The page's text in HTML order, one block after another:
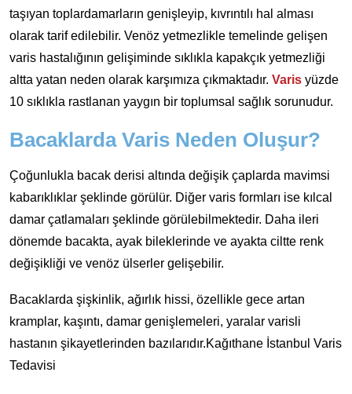
taşıyan toplardamarların genişleyip, kıvrıntılı hal alması
olarak tarif edilebilir. Venöz yetmezlikle temelinde gelişen
varis hastalığının gelişiminde sıklıkla kapakçık yetmezliği
altta yatan neden olarak karşımıza çıkmaktadır. Varis yüzde
10 sıklıkla rastlanan yaygın bir toplumsal sağlık sorunudur.
Bacaklarda Varis Neden Oluşur?
Çoğunlukla bacak derisi altında değişik çaplarda mavimsi
kabarıklıklar şeklinde görülür. Diğer varis formları ise kılcal
damar çatlamaları şeklinde görülebilmektedir. Daha ileri
dönemde bacakta, ayak bileklerinde ve ayakta ciltte renk
değişikliği ve venöz ülserler gelişebilir.
Bacaklarda şişkinlik, ağırlık hissi, özellikle gece artan
kramplar, kaşıntı, damar genişlemeleri, yaralar varisli
hastanın şikayetlerinden bazılarıdır.Kağıthane İstanbul Varis
Tedavisi